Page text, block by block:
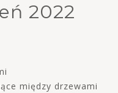
2022
między drzewami